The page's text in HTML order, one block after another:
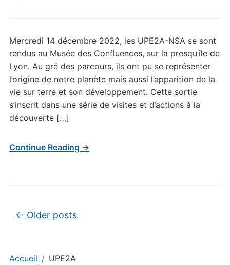
Accueil UPE2A
Mercredi 14 décembre 2022, les UPE2A-NSA se sont
rendus au Musée des Confluences, sur la presqu’île de
Lyon. Au gré des parcours, ils ont pu se représenter
l’origine de notre planète mais aussi l’apparition de la
vie sur terre et son développement. Cette sortie
s’inscrit dans une série de visites et d’actions à la
découverte […]
Continue Reading →
Post navigation
← Older posts